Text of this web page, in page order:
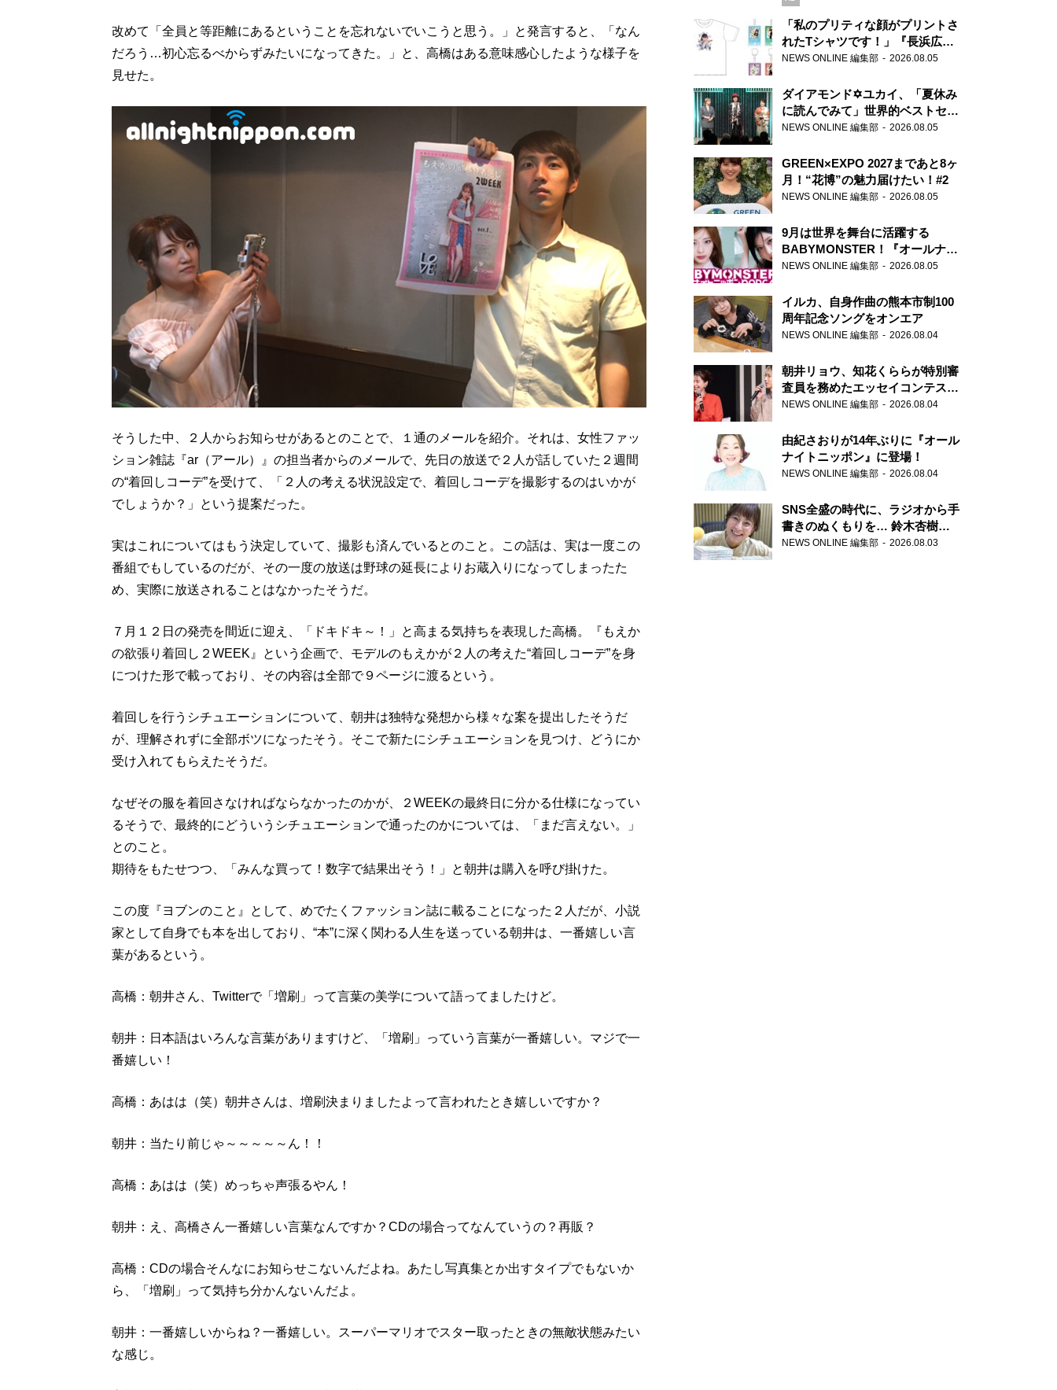
改めて「全員と等距離にあるということを忘れないでいこうと思う。」と発言すると、「なん
だろう…初心忘るべからずみたいになってきた。」と、高橋はある意味感心したような様子を
見せた。
そうした中、２人からお知らせがあるとのことで、１通のメールを紹介。それは、女性ファッ
ション雑誌『ar（アール）』の担当者からのメールで、先日の放送で２人が話していた２週間
の“着回しコーデ”を受けて、「２人の考える状況設定で、着回しコーデを撮影するのはいかが
でしょうか？」という提案だった。
実はこれについてはもう決定していて、撮影も済んでいるとのこと。この話は、実は一度この
番組でもしているのだが、その一度の放送は野球の延長によりお蔵入りになってしまったた
め、実際に放送されることはなかったそうだ。
７月１２日の発売を間近に迎え、「ドキドキ～！」と高まる気持ちを表現した高橋。『もえか
の欲張り着回し２WEEK』という企画で、モデルのもえかが２人の考えた“着回しコーデ”を身
につけた形で載っており、その内容は全部で９ページに渡るという。
着回しを行うシチュエーションについて、朝井は独特な発想から様々な案を提出したそうだ
が、理解されずに全部ボツになったそう。そこで新たにシチュエーションを見つけ、どうにか
受け入れてもらえたそうだ。
なぜその服を着回さなければならなかったのかが、２WEEKの最終日に分かる仕様になってい
るそうで、最終的にどういうシチュエーションで通ったのかについては、「まだ言えない。」
とのこと。
期待をもたせつつ、「みんな買って！数字で結果出そう！」と朝井は購入を呼び掛けた。
この度『ヨブンのこと』として、めでたくファッション誌に載ることになった２人だが、小説
家として自身でも本を出しており、“本”に深く関わる人生を送っている朝井は、一番嬉しい言
葉があるという。
高橋：朝井さん、Twitterで「増刷」って言葉の美学について語ってましたけど。
朝井：日本語はいろんな言葉がありますけど、「増刷」っていう言葉が一番嬉しい。マジで一
番嬉しい！
高橋：あはは（笑）朝井さんは、増刷決まりましたよって言われたとき嬉しいですか？
朝井：当たり前じゃ～～～～～ん！！
高橋：あはは（笑）めっちゃ声張るやん！
朝井：え、高橋さん一番嬉しい言葉なんですか？CDの場合ってなんていうの？再販？
高橋：CDの場合そんなにお知らせこないんだよね。あたし写真集とか出すタイプでもないか
ら、「増刷」って気持ち分かんないんだよ。
朝井：一番嬉しいからね？一番嬉しい。スーパーマリオでスター取ったときの無敵状態みたい
な感じ。
「私のプリティな顔がプリントさ
れたTシャツです！」『長浜広奈
天下無双』初の番組グッズ発売
NEWS ONLINE 編集部 2026.08.05
ダイアモンド✡ユカイ、「夏休み
に読んでみて」世界的ベストセラ
ー『アナスタシア』を紹介
NEWS ONLINE 編集部 2026.08.05
GREEN×EXPO 2027まであと8ヶ
月！“花博”の魅力届けたい！#2
NEWS ONLINE 編集部 2026.08.05
9月は世界を舞台に活躍する
BABYMONSTER！『オールナイ
トニッポンPODCAST』月替わり
NEWS ONLINE 編集部 2026.08.05
イルカ、自身作曲の熊本市制100
周年記念ソングをオンエア
NEWS ONLINE 編集部 2026.08.04
朝井リョウ、知花くららが特別審
査員を務めたエッセイコンテスト
の特別番組「#いまあなたに伝え
NEWS ONLINE 編集部 2026.08.04
由紀さおりが14年ぶりに『オール
ナイトニッポン』に登場！
NEWS ONLINE 編集部 2026.08.04
SNS全盛の時代に、ラジオから手
書きのぬくもりを… 鈴木杏樹の
直筆はがきが届く！
NEWS ONLINE 編集部 2026.08.03